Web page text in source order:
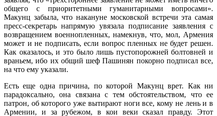
общего с приоритетными гуманитарными вопросами».
Макунц забыла, что накануне московской встречи эта самая
пресс-секретарь напрямую увязала подписание заявления с
возвращением военнопленных, намекнув, что, мол, Армения
может и не подписать, если вопрос пленных не будет решен.
Как оказалось, и это было лишь пустопорожней болтовней и
враньем, ибо их общий шеф Пашинян покорно подписал все,
на что ему указали.
Есть еще одна причина, по которой Макунц врет. Как ни
парадоксально, она связана с тем обстоятельством, что ее
патрон, об которого уже вытирают ноги все, кому не лень и в
Армении, и за рубежом, в кои веки сказал правду. Этот